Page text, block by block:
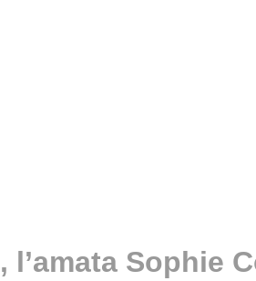
l’amata Sophie